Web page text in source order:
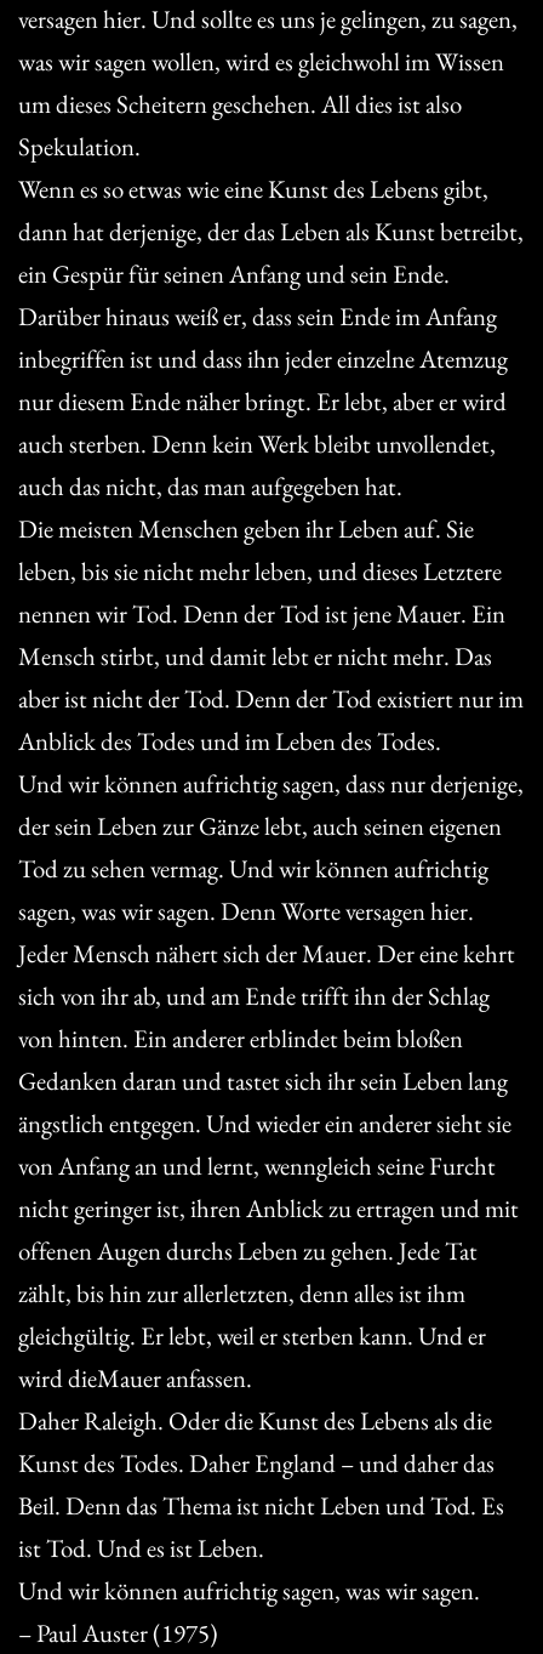
versagen hier. Und sollte es uns je gelingen, zu sagen,
was wir sagen wollen, wird es gleichwohl im Wissen
um dieses Scheitern geschehen. All dies ist also
Spekulation.
Wenn es so etwas wie eine Kunst des Lebens gibt,
dann hat derjenige, der das Leben als Kunst betreibt,
ein Gespür für seinen Anfang und sein Ende.
Darüber hinaus weiß er, dass sein Ende im Anfang
inbegriffen ist und dass ihn jeder einzelne Atemzug
nur diesem Ende näher bringt. Er lebt, aber er wird
auch sterben. Denn kein Werk bleibt unvollendet,
auch das nicht, das man aufgegeben hat.
Die meisten Menschen geben ihr Leben auf. Sie
leben, bis sie nicht mehr leben, und dieses Letztere
nennen wir Tod. Denn der Tod ist jene Mauer. Ein
Mensch stirbt, und damit lebt er nicht mehr. Das
aber ist nicht der Tod. Denn der Tod existiert nur im
Anblick des Todes und im Leben des Todes.
Und wir können aufrichtig sagen, dass nur derjenige,
der sein Leben zur Gänze lebt, auch seinen eigenen
Tod zu sehen vermag. Und wir können aufrichtig
sagen, was wir sagen. Denn Worte versagen hier.
Jeder Mensch nähert sich der Mauer. Der eine kehrt
sich von ihr ab, und am Ende trifft ihn der Schlag
von hinten. Ein anderer erblindet beim bloßen
Gedanken daran und tastet sich ihr sein Leben lang
ängstlich entgegen. Und wieder ein anderer sieht sie
von Anfang an und lernt, wenngleich seine Furcht
nicht geringer ist, ihren Anblick zu ertragen und mit
offenen Augen durchs Leben zu gehen. Jede Tat
zählt, bis hin zur allerletzten, denn alles ist ihm
gleichgültig. Er lebt, weil er sterben kann. Und er
wird dieMauer anfassen.
Daher Raleigh. Oder die Kunst des Lebens als die
Kunst des Todes. Daher England – und daher das
Beil. Denn das Thema ist nicht Leben und Tod. Es
ist Tod. Und es ist Leben.
Und wir können aufrichtig sagen, was wir sagen.
– Paul Auster (1975)